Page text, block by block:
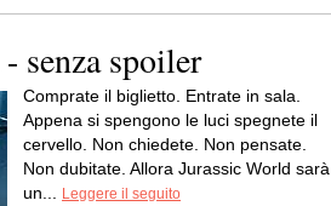
senza spoiler
Comprate il biglietto. Entrate in sala.
Appena si spengono le luci spegnete il
cervello. Non chiedete. Non pensate.
Non dubitate. Allora Jurassic World sarà
un...
Leggere il seguito